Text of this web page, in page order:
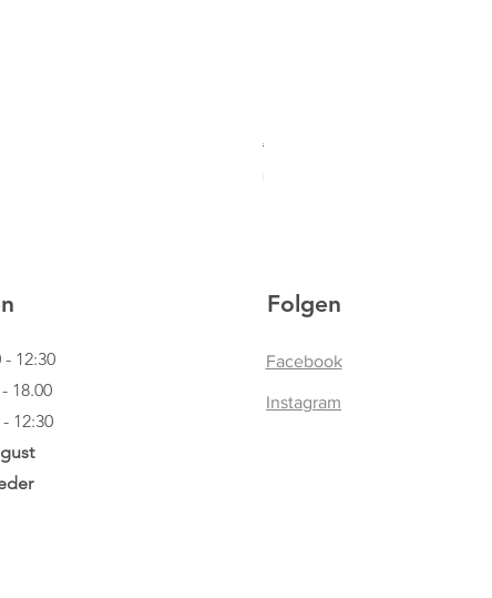
Standardpreis
€ 94,95
- 12:30
Folgen
Facebook
Instagram